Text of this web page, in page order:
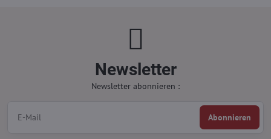
Newsletter
Newsletter abonnieren :
Abonnieren